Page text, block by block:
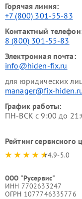
Горячая линия:
+7 (800) 301-55-83
Контактный
8 (800) 301-55-83
Электронная почта:
info@hiden-fix.ru
для юридических
manager@fix-
График работы:
ПН-ВСК с 9:00 до
Рейтинг сервисного
4.9-5.0
ООО "Русервис"
ИНН 7702633247
ОГРН 1077746335776